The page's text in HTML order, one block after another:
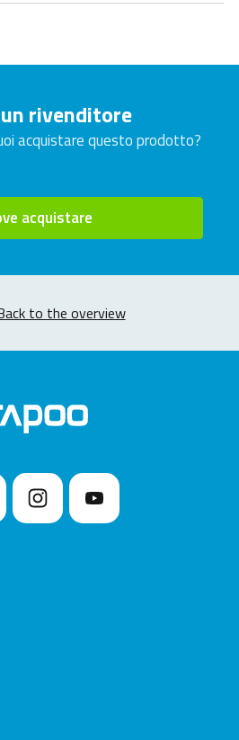
rivenditore
acquistare questo prodotto?
acquistare
to the overview